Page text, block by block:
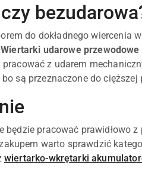
do dokładnego wiercenia
Wiertarki udarowe przewodowe
z udarem
bo są przeznaczone do
będzie pracować prawidłowo
warto sprawdzić
wiertarko-wkrętarki